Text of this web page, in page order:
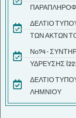
ΔΕΛΤΙΟ
ΤΩΝ ΑΚΤΩΝ
Νο74 -
ΥΔΡΕΥΣΗΣ
ΔΕΛΤΙΟ
ΛΗΜΝΙΟΥ